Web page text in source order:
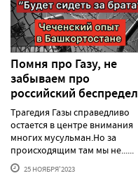
Помня про Газу, не
забываем про
российский беспредел
Трагедия Газы справедливо
остается в центре внимания
многих мусульман.Но за
происходящим там мы не......
25 НОЯБРЯ'2023